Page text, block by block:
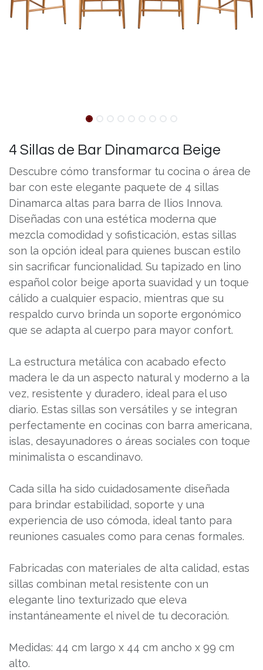
4 Sillas de Bar Dinamarca Beige
Descubre cómo transformar tu cocina o área de
bar con este elegante paquete de 4 sillas
Dinamarca altas para barra de Ilios Innova.
Diseñadas con una estética moderna que
mezcla comodidad y sofisticación, estas sillas
son la opción ideal para quienes buscan estilo
sin sacrificar funcionalidad. Su tapizado en lino
español color beige aporta suavidad y un toque
cálido a cualquier espacio, mientras que su
respaldo curvo brinda un soporte ergonómico
que se adapta al cuerpo para mayor confort.
La estructura metálica con acabado efecto
madera le da un aspecto natural y moderno a la
vez, resistente y duradero, ideal para el uso
diario. Estas sillas son versátiles y se integran
perfectamente en cocinas con barra americana,
islas, desayunadores o áreas sociales con toque
minimalista o escandinavo.
Cada silla ha sido cuidadosamente diseñada
para brindar estabilidad, soporte y una
experiencia de uso cómoda, ideal tanto para
reuniones casuales como para cenas formales.
Fabricadas con materiales de alta calidad, estas
sillas combinan metal resistente con un
elegante lino texturizado que eleva
instantáneamente el nivel de tu decoración.
Medidas: 44 cm largo x 44 cm ancho x 99 cm
alto.